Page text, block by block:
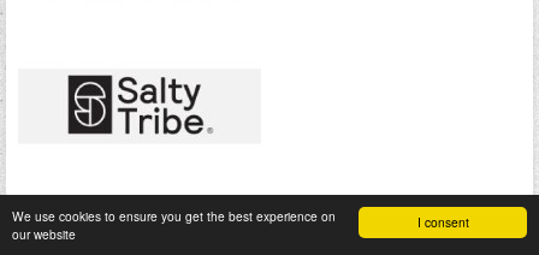
I consent
We use cookies to ensure you get the best experience on
our website